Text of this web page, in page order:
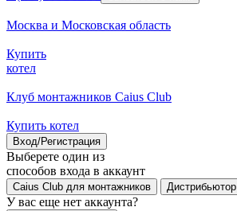
Москва и Московская область
Купить
котел
Клуб монтажников Caius Club
Купить котел
Вход/Регистрация
Выберете один из
способов входа в аккаунт
Caius Club для монтажников Дистрибьютор
У вас еще нет аккаунта?